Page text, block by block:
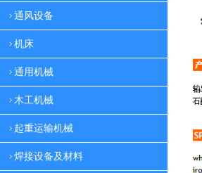
通风设备
机床
通用机械
木工机械
起重运输机械
焊接设备及材料